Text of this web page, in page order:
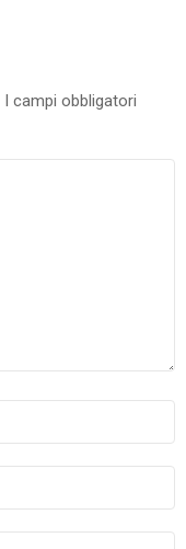
I campi obbligatori